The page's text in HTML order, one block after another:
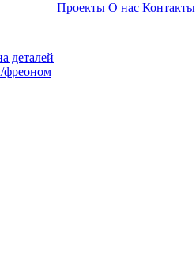
деталей
фреоном
Проекты О нас Контакты